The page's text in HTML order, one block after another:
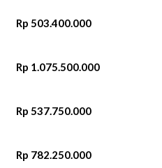
Rp 503.400.000
Rp 1.075.500.000
Rp 537.750.000
Rp 782.250.000